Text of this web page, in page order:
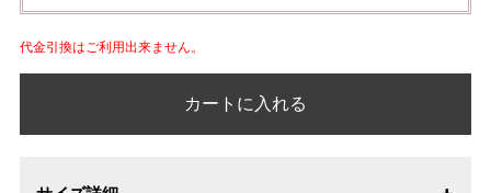
代金引換はご利用出来ません。
カートに入れる